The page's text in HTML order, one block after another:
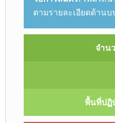
ตามรายละเอียดด้านบ
จำน
พื้นที่ปฏิ